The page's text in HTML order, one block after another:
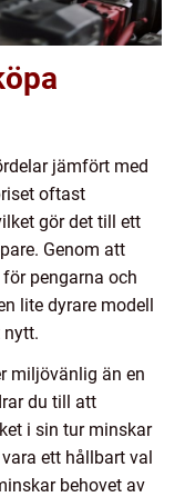
jämfört med
oftast
gör det till ett
Genom att
pengarna och
lite dyrare modell
nytt.
miljövänlig än en
du till att
i sin tur minskar
ett hållbart val
behovet av